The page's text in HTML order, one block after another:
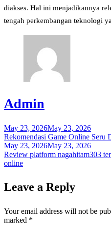
diakses. Hal ini menjadikannya
tengah perkembangan teknologi
Admin
Post
navigation
May 23, 2026May 23, 2026
Rekomendasi Game Online Seru
May 23, 2026May 23, 2026
Review platform nagahitam303
online
Leave a Reply
Your email address will not be
marked *